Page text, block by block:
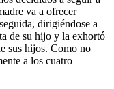
va a ofrecer
dirigiéndose a
de su hijo y la exhortó
sus hijos. Como no
a los cuatro